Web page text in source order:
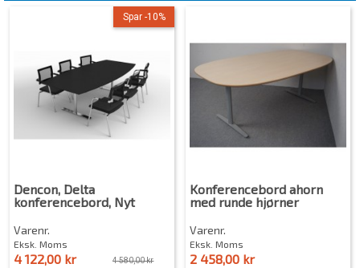
Spar -10%
Dencon, Delta
konferencebord, Nyt
Varenr.
Eksk. Moms
4 122,00 kr 4 580,00 kr
Konferencebord ahorn
med runde hjørner
Varenr.
Eksk. Moms
2 458,00 kr